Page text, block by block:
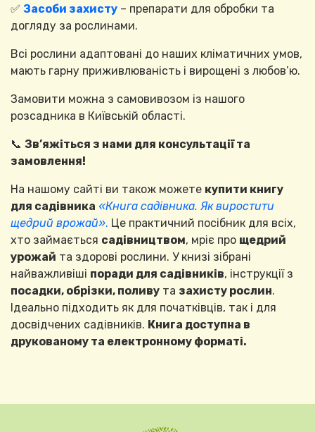
✅ Засоби захисту – препарати для обробки та
догляду за рослинами.
Всі рослини адаптовані до наших кліматичних умов,
мають гарну приживлюваність і вирощені з любов’ю.
Замовити можна з самовивозом із нашого
розсадника в Київській області.
📞 Зв’яжіться з нами для консультації та
замовлення!
На нашому сайті ви також можете купити книгу
для садівника «Книга садівника. Як виростити
щедрий врожай». Це практичний посібник для всіх,
хто займається садівництвом, мріє про щедрий
урожай та здорові рослини. У книзі зібрані
найважливіші поради для садівників, інструкції з
посадки, обрізки, поливу та захисту рослин.
Ідеально підходить як для початківців, так і для
досвідчених садівників. Книга доступна в
друкованому та електронному форматі.